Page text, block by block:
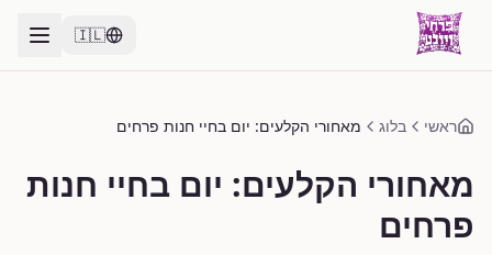
🇮🇱
ראשי בלוג מאחורי הקלעים: יום בחיי חנות פרחים
מאחורי הקלעים: יום בחיי חנות
פרחים